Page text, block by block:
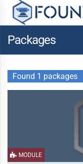
Packages
Found 1 packages
MODULE